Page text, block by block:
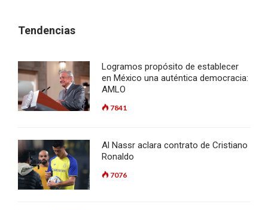
Tendencias
Logramos propósito de establecer
en México una auténtica democracia:
AMLO
7841
Al Nassr aclara contrato de Cristiano
Ronaldo
7076